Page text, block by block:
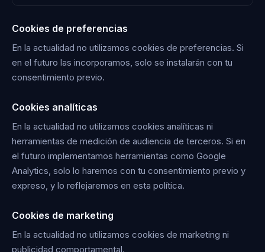
Cookies de preferencias
En la actualidad no utilizamos cookies de preferencias. Si
en el futuro las incorporamos, solo se instalarán con tu
consentimiento previo.
Cookies analíticas
En la actualidad no utilizamos cookies analíticas ni
herramientas de medición de audiencia de terceros. Si en
el futuro implementamos herramientas como Google
Analytics, solo lo haremos con tu consentimiento previo y
expreso, y lo reflejaremos en esta política.
Cookies de marketing
En la actualidad no utilizamos cookies de marketing ni
publicidad comportamental.